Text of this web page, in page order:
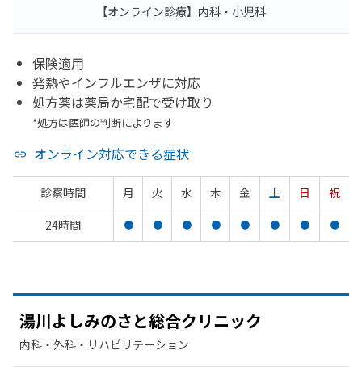
【オンライン診療】内科・小児科
保険適用
発熱やインフルエンザに対応
処方薬は薬局か宅配で受け取り
*処方は医師の判断によります
オンライン対応できる症状
診察時間 月 火 水 木 金 土 日
祝
24時間
● ● ● ● ● ● ● ●
湯川よしみのさと総合クリニック
内科・​外科・​リハビリテーション